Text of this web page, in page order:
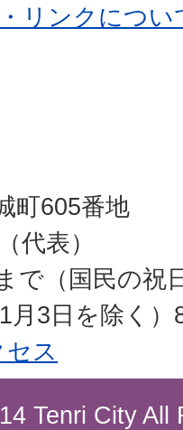
リンクについ
町605番地
代表）
で（国民の祝
月3日を除く
ス
Tenri City All